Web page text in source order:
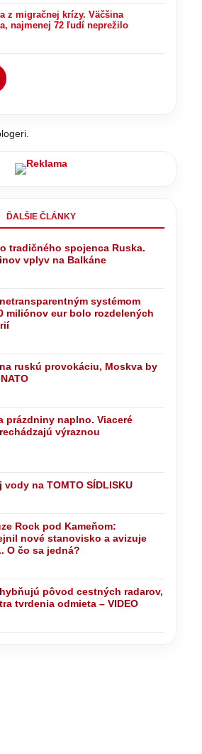
z migračnej krízy. Väčšina
najmenej 72 ľudí neprežilo
ĎALŠIE ČLÁNKY
tradičného spojenca Ruska.
vplyv na Balkáne
systémom
miliónov eur bolo rozdelených
ruskú provokáciu, Moskva by
prázdniny naplno. Viaceré
výraznou
vody na TOMTO SÍDLISKU
Rock pod Kameňom:
nové stanovisko a avizuje
O čo sa jedná?
pôvod cestných radarov,
tvrdenia odmieta – VIDEO